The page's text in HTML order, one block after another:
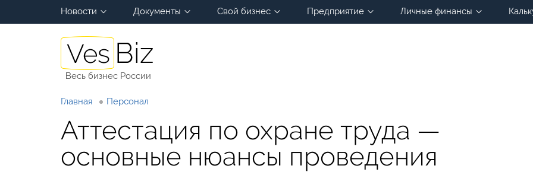
Новости Документы Свой бизнес Предприятие Личные финансы
Весь бизнес России
Главная Персонал
Аттестация по охране труда —
основные нюансы проведения